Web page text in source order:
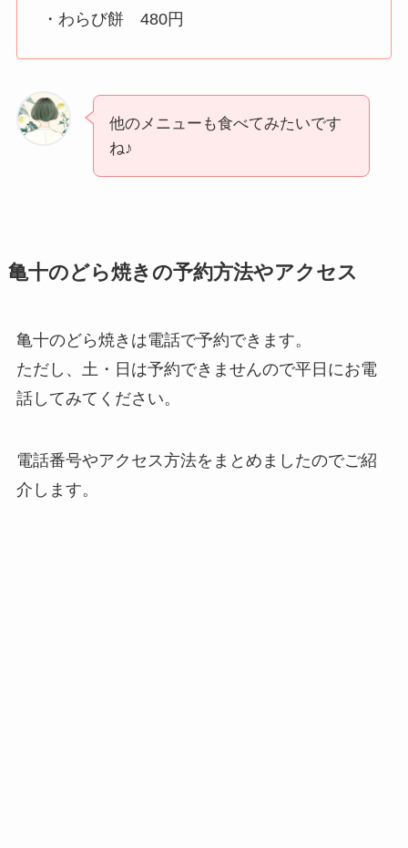
・わらび餅 480円
他のメニューも食べてみたいです
ね♪
亀十のどら焼きの予約方法やアクセス
亀十のどら焼きは電話で予約できます。
ただし、土・日は予約できませんので平日にお電
話してみてください。
電話番号やアクセス方法をまとめましたのでご紹
介します。